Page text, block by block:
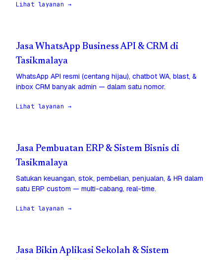
Lihat layanan →
Jasa WhatsApp Business API & CRM di
Tasikmalaya
WhatsApp API resmi (centang hijau), chatbot WA, blast, &
inbox CRM banyak admin — dalam satu nomor.
Lihat layanan →
Jasa Pembuatan ERP & Sistem Bisnis di
Tasikmalaya
Satukan keuangan, stok, pembelian, penjualan, & HR dalam
satu ERP custom — multi-cabang, real-time.
Lihat layanan →
Jasa Bikin Aplikasi Sekolah & Sistem